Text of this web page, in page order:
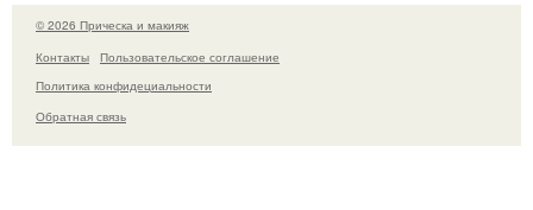
© 2026 Прическа и макияж
Контакты
Пользовательское соглашение
Политика конфидециальности
Обратная связь